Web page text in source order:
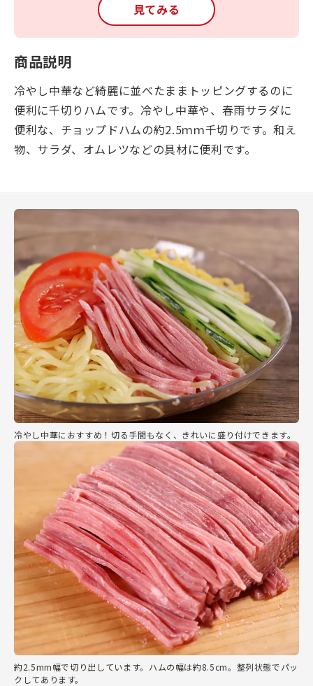
見てみる
商品説明
冷やし中華など綺麗に並べたままトッピングするのに
便利に千切りハムです。冷やし中華や、春雨サラダに
便利な、チョップドハムの約2.5ｍｍ千切りです。和え
物、サラダ、オムレツなどの具材に便利です。
冷やし中華におすすめ！切る手間もなく、きれいに盛り付けできます。
約2.5mm幅で切り出しています。ハムの幅は約8.5cm。整列状態でパッ
クしてあります。